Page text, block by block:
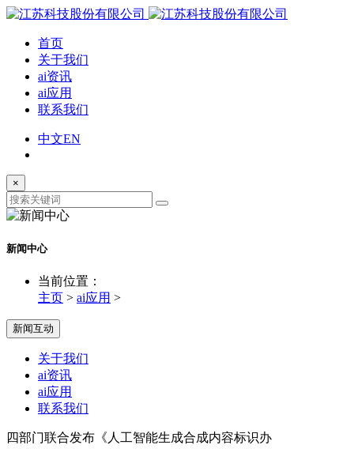
首页
关于我们
ai资讯
ai应用
联系我们
中文EN
×
新闻中心
当前位置：
主页 > ai应用 >
新闻互动
关于我们
ai资讯
ai应用
联系我们
四部门联合发布《人工智能生成合成内容标识办